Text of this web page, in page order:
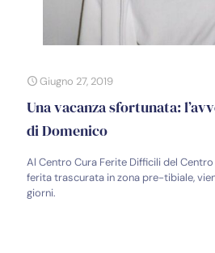
Giugno 27, 2019
Una vacanza sfortunata:
di Domenico
Al Centro Cura Ferite Difficili del
ferita trascurata in zona pre-tibiale,
giorni.